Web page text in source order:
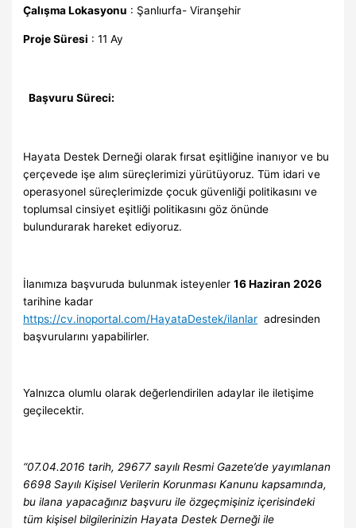
Çalışma Lokasyonu : Şanlıurfa- Viranşehir
Proje Süresi : 11 Ay
Başvuru Süreci:
Hayata Destek Derneği olarak fırsat eşitliğine inanıyor ve bu
çerçevede işe alım süreçlerimizi yürütüyoruz. Tüm idari ve
operasyonel süreçlerimizde çocuk güvenliği politikasını ve
toplumsal cinsiyet eşitliği politikasını göz önünde
bulundurarak hareket ediyoruz.
İlanımıza başvuruda bulunmak isteyenler16 Haziran 2026
tarihine kadar
https://cv.inoportal.com/HayataDestek/ilanlar adresinden
başvurularını yapabilirler.
Yalnızca olumlu olarak değerlendirilen adaylar ile iletişime
geçilecektir.
“07.04.2016 tarih, 29677 sayılı Resmi Gazete’de yayımlanan
6698 Sayılı Kişisel Verilerin Korunması Kanunu kapsamında,
bu ilana yapacağınız başvuru ile özgeçmişiniz içerisindeki
tüm kişisel bilgilerinizin Hayata Destek Derneği ile